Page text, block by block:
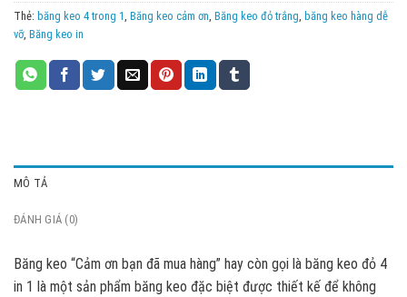
Thẻ: băng keo 4 trong 1, Băng keo cảm ơn, Băng keo đỏ trắng, băng keo hàng dễ
vỡ, Băng keo in
MÔ TẢ
ĐÁNH GIÁ (0)
Băng keo “Cảm ơn bạn đã mua hàng” hay còn gọi là băng keo đỏ 4
in 1 là một sản phẩm băng keo đặc biệt được thiết kế để không